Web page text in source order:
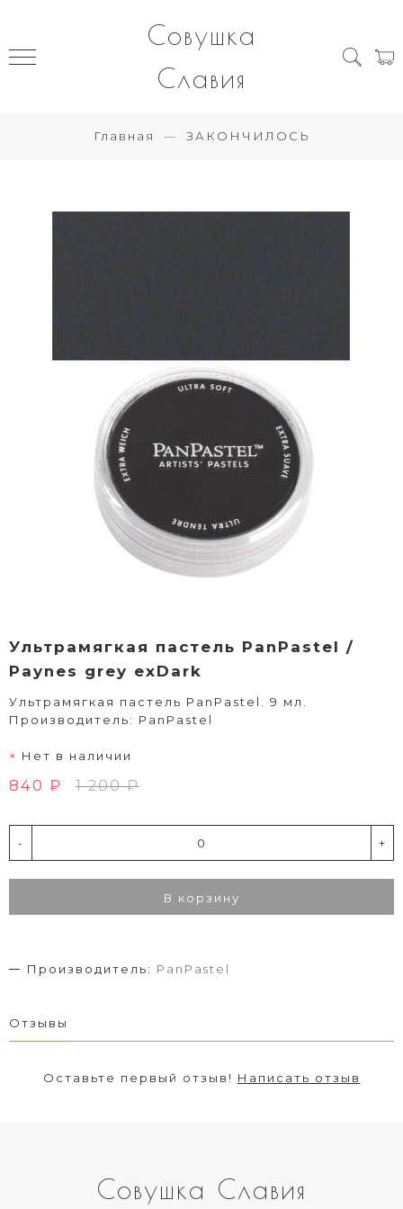
Совушка
Славия
Главная ЗАКОНЧИЛОСЬ
Ультрамягкая пастель PanPastel /
Paynes grey exDark
Ультрамягкая пастель PanPastel. 9 мл.
Производитель: PanPastel
Нет в наличии
840 ₽ 1 200 ₽
- +
В корзину
Производитель: PanPastel
Отзывы
Оставьте первый отзыв! Написать отзыв
Совушка Славия